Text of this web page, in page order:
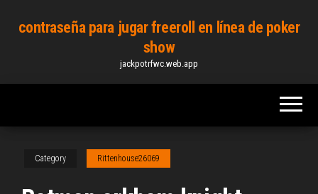
contraseña para jugar freeroll en línea de poker
show
jackpotrfwc.web.app
Category Rittenhouse26069